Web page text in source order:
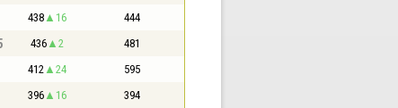
438 16 444
436 2 481
412 24 595
396 16 394